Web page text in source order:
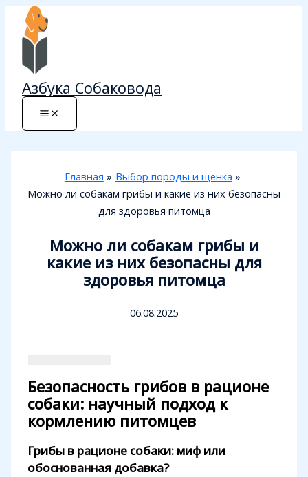
Перейти
содержимому
Азбука Собаковода
Главная
Выбор породы и щенка
Можно ли собакам грибы и какие из них безопасны
для здоровья питомца
Можно ли собакам грибы и
какие из них безопасны для
здоровья питомца
06.08.2025
Безопасность грибов в рационе
собаки: научный подход к
кормлению питомцев
Грибы в рационе собаки: миф или
обоснованная добавка?